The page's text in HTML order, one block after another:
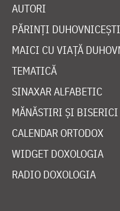
AUTORI
PĂRINȚI DUHOVNICEȘTI
MAICI CU VIAȚĂ
TEMATICĂ
SINAXAR ALFABETIC
MĂNĂSTIRI ȘI BISERICI
CALENDAR ORTODOX
WIDGET DOXOLOGIA
RADIO DOXOLOGIA